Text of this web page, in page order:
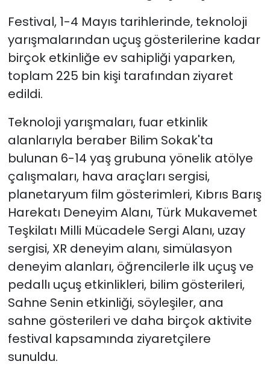
Festival, 1-4 Mayıs tarihlerinde, teknoloji
yarışmalarından uçuş gösterilerine kadar
birçok etkinliğe ev sahipliği yaparken,
toplam 225 bin kişi tarafından ziyaret
edildi.
Teknoloji yarışmaları, fuar etkinlik
alanlarıyla beraber Bilim Sokak'ta
bulunan 6-14 yaş grubuna yönelik atölye
çalışmaları, hava araçları sergisi,
planetaryum film gösterimleri, Kıbrıs Barış
Harekatı Deneyim Alanı, Türk Mukavemet
Teşkilatı Milli Mücadele Sergi Alanı, uzay
sergisi, XR deneyim alanı, simülasyon
deneyim alanları, öğrencilerle ilk uçuş ve
pedallı uçuş etkinlikleri, bilim gösterileri,
Sahne Senin etkinliği, söyleşiler, ana
sahne gösterileri ve daha birçok aktivite
festival kapsamında ziyaretçilere
sunuldu.